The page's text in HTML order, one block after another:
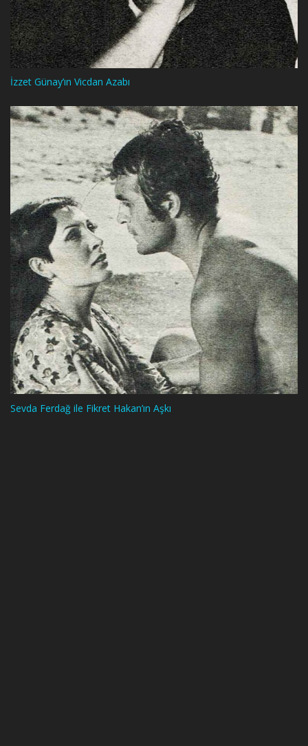
İzzet Günay’ın Vicdan Azabı
Sevda Ferdağ ile Fikret Hakan’ın Aşkı